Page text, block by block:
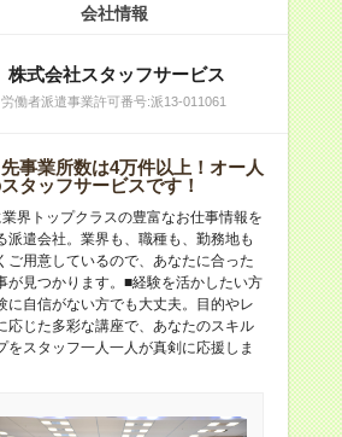
会社情報
株式会社スタッフサービス
労働者派遣事業許可番号:派13-011061
事業所数は4万件以上！オー人
タッフサービスです！
界トップクラスの豊富なお仕事情報を
派遣会社。業界も、職種も、勤務地も
ご用意しているので、あなたに合った
が見つかります。■経験を活かしたい方
に自信がない方でも大丈夫。目的やレ
応じた多彩な講座で、あなたのスキル
をスタッフ一人一人が真剣に応援しま